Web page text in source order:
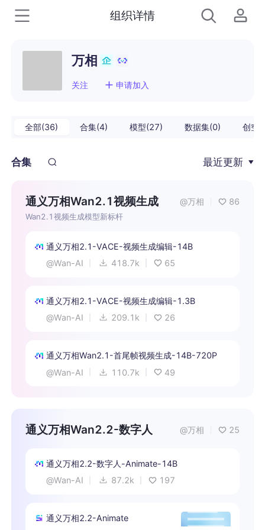
组织详情
万相
关注 申请加入
全部(36) 合集(4) 模型(27) 数据集(0) 创空
合集 最近更新
通义万相Wan2.1视频生成 @万相 86
Wan2.1视频生成模型新标杆
通义万相2.1-VACE-视频生成编辑-14B
@Wan-AI 418.7k 65
通义万相2.1-VACE-视频生成编辑-1.3B
@Wan-AI 209.1k 26
通义万相Wan2.1-首尾帧视频生成-14B-720P
@Wan-AI 110.7k 49
通义万相Wan2.2-数字人 @万相 25
通义万相2.2-数字人-Animate-14B
@Wan-AI 87.2k 197
通义万相2.2-Animate